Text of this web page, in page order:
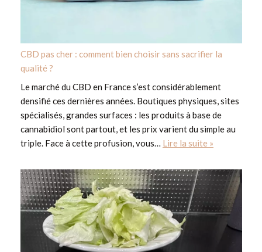
CBD pas cher : comment bien choisir sans sacrifier la
qualité ?
Le marché du CBD en France s’est considérablement
densifié ces dernières années. Boutiques physiques, sites
spécialisés, grandes surfaces : les produits à base de
cannabidiol sont partout, et les prix varient du simple au
triple. Face à cette profusion, vous… Lire la suite »